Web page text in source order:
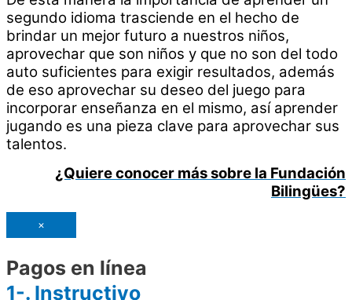
segundo idioma trasciende en el hecho de
brindar un mejor futuro a nuestros niños,
aprovechar que son niños y que no son del todo
auto suficientes para exigir resultados, además
de eso aprovechar su deseo del juego para
incorporar enseñanza en el mismo, así aprender
jugando es una pieza clave para aprovechar sus
talentos.
¿Quiere conocer más sobre la Fundación
Bilingües?
×
Pagos en línea
1-. Instructivo